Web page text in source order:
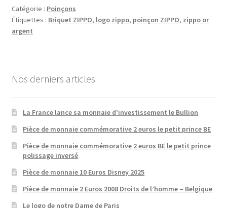
Catégorie : Poinçons
Étiquettes : Briquet ZIPPO, logo zippo, poinçon ZIPPO, zippo or
argent
Nos derniers articles
La France lance sa monnaie d’investissement le Bullion
Pièce de monnaie commémorative 2 euros le petit prince BE
Pièce de monnaie commémorative 2 euros BE le petit prince
polissage inversé
Pièce de monnaie 10 Euros Disney 2025
Pièce de monnaie 2 Euros 2008 Droits de l’homme – Belgique
Le logo de notre Dame de Paris